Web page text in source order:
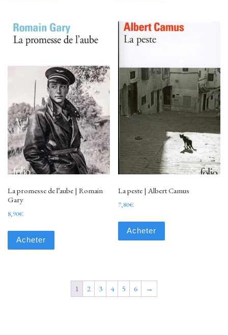
La promesse de l’aube | Romain
Gary
8,90€
Acheter
La peste | Albert Camus
7,80€
Acheter
1 2 3 4 5 6 →